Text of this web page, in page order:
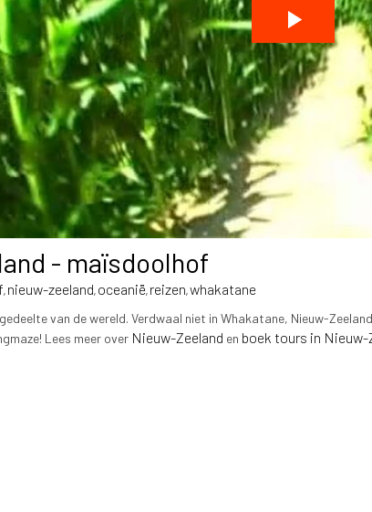
- maïsdoolhof
, nieuw-zeeland, oceanië, reizen,whakatane
van de wereld. Verdwaal niet in Whakatane, Nieuw-
Lees meer over Nieuw-Zeeland en boek tours in Nieuw-